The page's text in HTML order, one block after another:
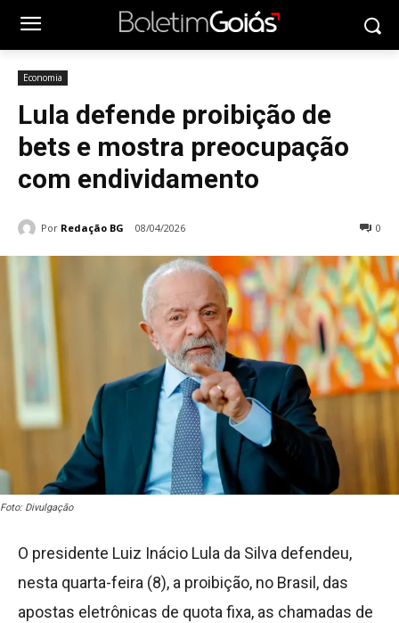
Economia
Lula defende proibição de
bets e mostra preocupação
com endividamento
Por Redação BG 08/04/2026 0
Foto: Divulgação
O presidente Luiz Inácio Lula da Silva defendeu,
nesta quarta-feira (8), a proibição, no Brasil, das
apostas eletrônicas de quota fixa, as chamadas de